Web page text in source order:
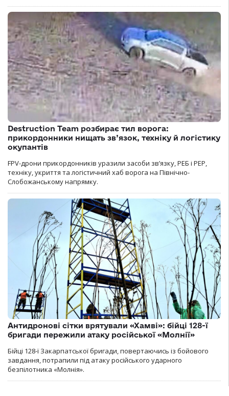
Destruction Team розбирає тил ворога:
прикордонники нищать зв’язок, техніку й логістику
окупантів
FPV-дрони прикордонників уразили засоби зв’язку, РЕБ і РЕР,
техніку, укриття та логістичний хаб ворога на Північно-
Слобожанському напрямку.
Антидронові сітки врятували «Хамві»: бійці 128-ї
бригади пережили атаку російської «Молнії»
Бійці 128-ї Закарпатської бригади, повертаючись із бойового
завдання, потрапили під атаку російського ударного
безпілотника «Молнія».